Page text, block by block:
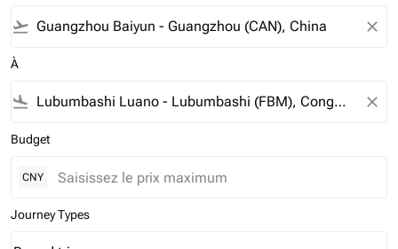
flight_takeoff close
À
flight_land close
Budget
CNY
Journey Types